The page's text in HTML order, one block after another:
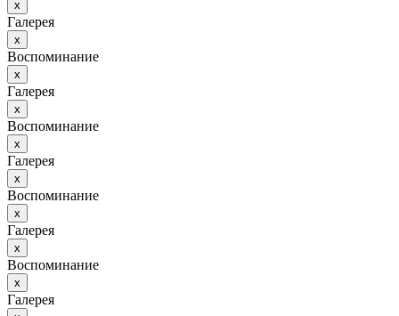
х
Галерея
х
Воспоминание
х
Галерея
х
Воспоминание
х
Галерея
х
Воспоминание
х
Галерея
х
Воспоминание
х
Галерея